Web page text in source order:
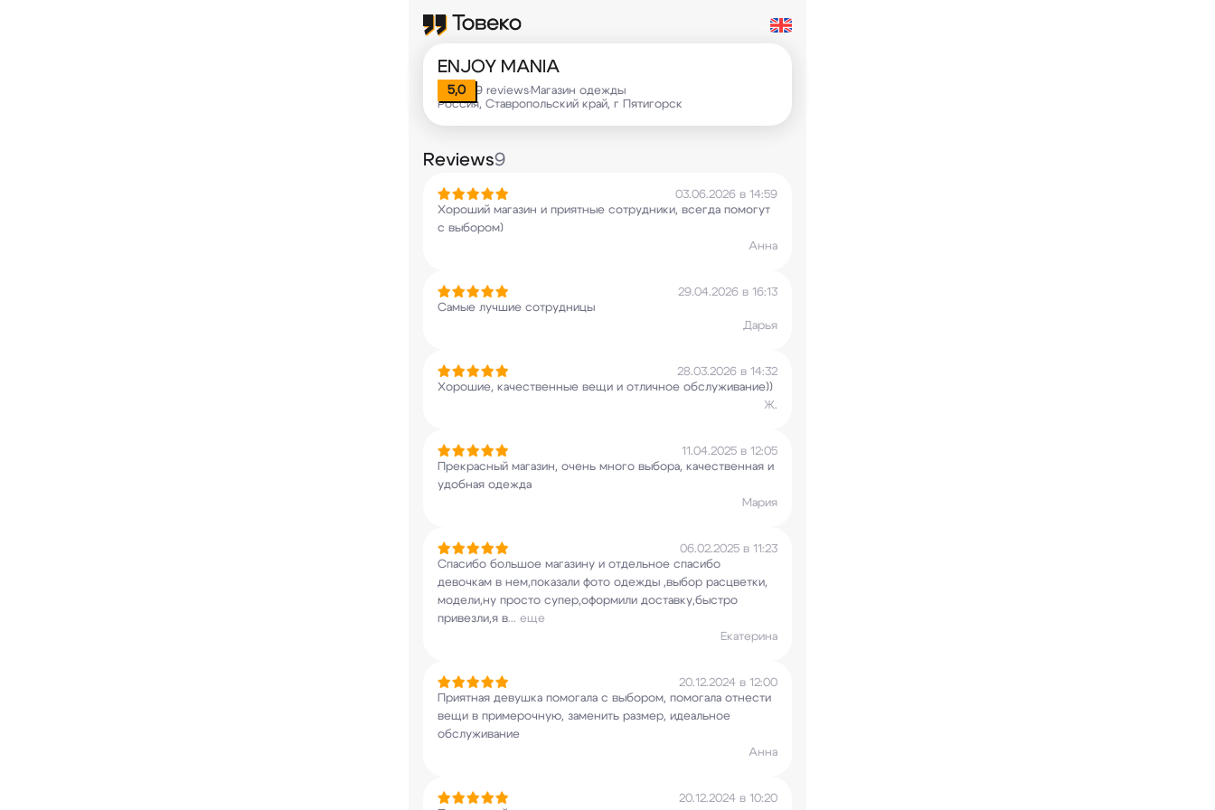
ENJOY MANIA
5,0 9 reviews•Магазин одежды
Россия, Ставропольский край, г Пятигорск
Reviews9
03.06.2026 в 14:59
Хороший магазин и приятные сотрудники, всегда помогут
с выбором)
Анна
29.04.2026 в 16:13
Самые лучшие сотрудницы
Дарья
28.03.2026 в 14:32
Хорошие, качественные вещи и отличное обслуживание))
Ж.
11.04.2025 в 12:05
Прекрасный магазин, очень много выбора, качественная и
удобная одежда
Мария
06.02.2025 в 11:23
Спасибо большое магазину и отдельное спасибо
девочкам в нем,показали фото одежды ,выбор расцветки,
модели,ну просто супер,оформили доставку,быстро
привезли,я в... еще
Екатерина
20.12.2024 в 12:00
Приятная девушка помогала с выбором, помогала отнести
вещи в примерочную, заменить размер, идеальное
обслуживание
Анна
20.12.2024 в 10:20